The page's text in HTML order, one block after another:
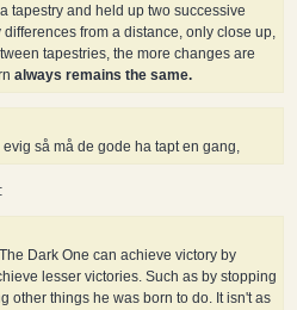
tapestry and held up two successive
from a distance, only close up,
tapestries, the more changes are
always remains the same.
så må de gode ha tapt en gang,
Dark One can achieve victory by
lesser victories. Such as by stopping
other things he was born to do. It isn't as